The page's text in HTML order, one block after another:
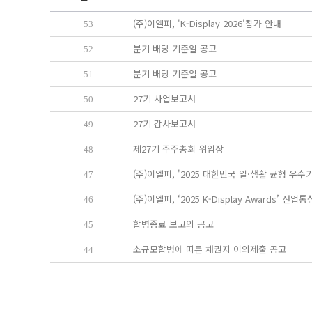
53 (주)이엘피, 'K-Display 2026'참가 안내
52 분기 배당 기준일 공고
51 분기 배당 기준일 공고
50 27기 사업보고서
49 27기 감사보고서
48 제27기 주주총회 위임장
47 (주)이엘피, '2025 대한민국 일·생활 균형 우수
46 (주)이엘피, ‘2025 K-Display Awards’ 산업통
45 합병종료 보고의 공고
44 소규모합병에 따른 채권자 이의제출 공고